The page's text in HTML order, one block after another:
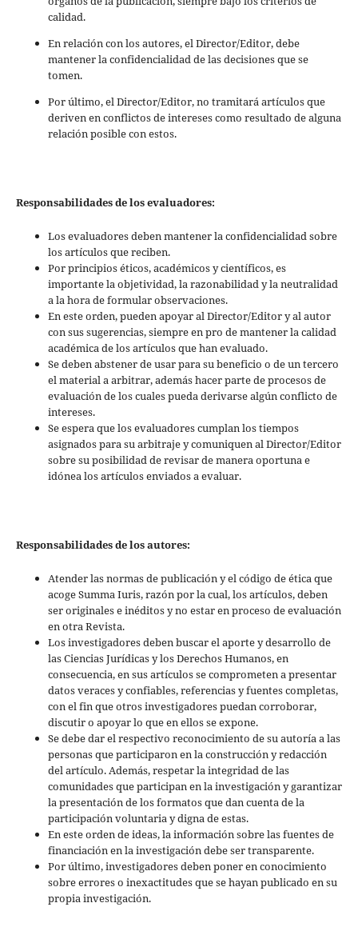
calidad.
En relación con los autores, el Director/Editor, debe
mantener la confidencialidad de las decisiones que se
tomen.
Por último, el Director/Editor, no tramitará artículos que
deriven en conflictos de intereses como resultado de alguna
relación posible con estos.
Responsabilidades de los evaluadores:
Los evaluadores deben mantener la confidencialidad sobre
los artículos que reciben.
Por principios éticos, académicos y científicos, es
importante la objetividad, la razonabilidad y la neutralidad
a la hora de formular observaciones.
En este orden, pueden apoyar al Director/Editor y al autor
con sus sugerencias, siempre en pro de mantener la calidad
académica de los artículos que han evaluado.
Se deben abstener de usar para su beneficio o de un tercero
el material a arbitrar, además hacer parte de procesos de
evaluación de los cuales pueda derivarse algún conflicto de
intereses.
Se espera que los evaluadores cumplan los tiempos
asignados para su arbitraje y comuniquen al Director/Editor
sobre su posibilidad de revisar de manera oportuna e
idónea los artículos enviados a evaluar.
Responsabilidades de los autores:
Atender las normas de publicación y el código de ética que
acoge Summa Iuris, razón por la cual, los artículos, deben
ser originales e inéditos y no estar en proceso de evaluación
en otra Revista.
Los investigadores deben buscar el aporte y desarrollo de
las Ciencias Jurídicas y los Derechos Humanos, en
consecuencia, en sus artículos se comprometen a presentar
datos veraces y confiables, referencias y fuentes completas,
con el fin que otros investigadores puedan corroborar,
discutir o apoyar lo que en ellos se expone.
Se debe dar el respectivo reconocimiento de su autoría a las
personas que participaron en la construcción y redacción
del artículo. Además, respetar la integridad de las
comunidades que participan en la investigación y garantizar
la presentación de los formatos que dan cuenta de la
participación voluntaria y digna de estas.
En este orden de ideas, la información sobre las fuentes de
financiación en la investigación debe ser transparente.
Por último, investigadores deben poner en conocimiento
sobre errores o inexactitudes que se hayan publicado en su
propia investigación.